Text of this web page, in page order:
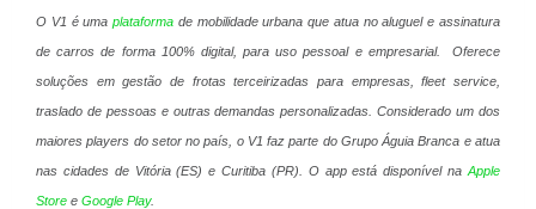
O V1 é uma plataforma de mobilidade urbana que atua no aluguel e assinatura
de carros de forma 100% digital, para uso pessoal e empresarial. Oferece
soluções em gestão de frotas terceirizadas para empresas, fleet service,
traslado de pessoas e outras demandas personalizadas. Considerado um dos
maiores players do setor no país, o V1 faz parte do Grupo Águia Branca e atua
nas cidades de Vitória (ES) e Curitiba (PR). O app está disponível na Apple
Store e Google Play.